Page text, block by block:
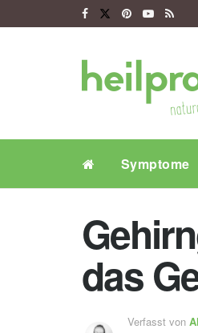
Symptome
das
Verfasst von